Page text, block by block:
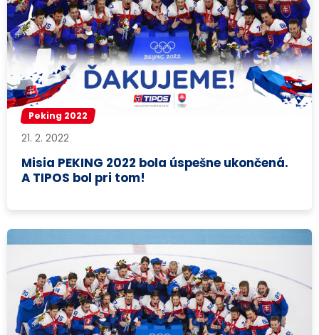
Peking 2022
21. 2. 2022
Misia PEKING 2022 bola úspešne ukončená.
A TIPOS bol pri tom!